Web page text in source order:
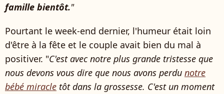
famille bientôt."
Pourtant le week-end dernier, l'humeur était loin
d'être à la fête et le couple avait bien du mal à
positiver. "C'est avec notre plus grande tristesse que
nous devons vous dire que nous avons perdu notre
bébé miracle tôt dans la grossesse. C'est un moment